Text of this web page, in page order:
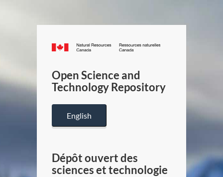
Canada.ca
/
Canada
Open Science and
Technology Repository
English
Dépôt ouvert des
sciences et technologie